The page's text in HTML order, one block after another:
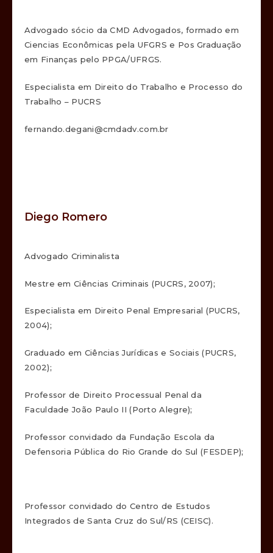
Advogado sócio da CMD Advogados, formado em
Ciencias Econômicas pela UFGRS e Pos Graduação
em Finanças pelo PPGA/UFRGS.
Especialista em Direito do Trabalho e Processo do
Trabalho – PUCRS
fernando.degani@cmdadv.com.br
Diego Romero
Advogado Criminalista
Mestre em Ciências Criminais (PUCRS, 2007);
Especialista em Direito Penal Empresarial (PUCRS,
2004);
Graduado em Ciências Jurídicas e Sociais (PUCRS,
2002);
Professor de Direito Processual Penal da
Faculdade João Paulo II (Porto Alegre);
Professor convidado da Fundação Escola da
Defensoria Pública do Rio Grande do Sul (FESDEP);
Professor convidado do Centro de Estudos
Integrados de Santa Cruz do Sul/RS (CEISC).